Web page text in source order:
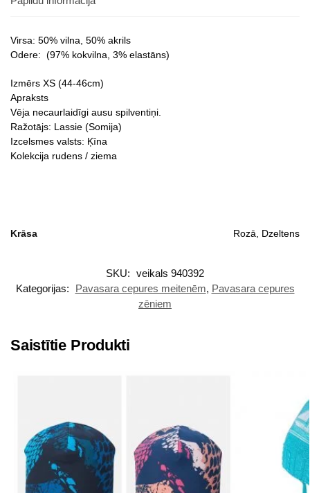
Virsa: 50% vilna, 50% akrils
Odere: (97% kokvilna, 3% elastāns)
Izmērs XS (44-46cm)
Apraksts
Vēja necaurlaidīgi ausu spilventiņi.
Ražotājs: Lassie (Somija)
Izcelsmes valsts: Ķīna
Kolekcija rudens / ziema
Krāsa Rozā, Dzeltens
SKU: veikals 940392
Kategorijas:
Pavasara cepures meitenēm, Pavasara cepures
zēniem
Saistītie Produkti